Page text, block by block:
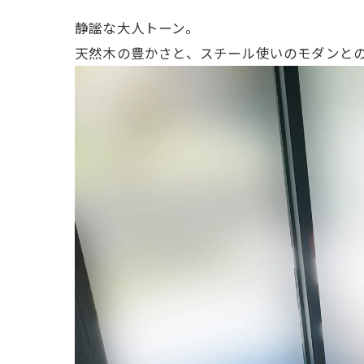
静謐な大人トーン。
天然木の豊かさと、スチール使いのモダンと